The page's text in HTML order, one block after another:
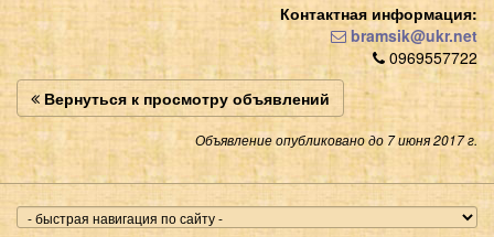
Контактная информация:
bramsik@ukr.net
0969557722
Вернуться к просмотру объявлений
Объявление опубликовано до 7 июня 2017 г.